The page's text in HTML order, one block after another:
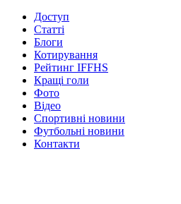
Доступ
Статті
Блоги
Котирування
Рейтинг IFFHS
Кращі голи
Фото
Відео
Спортивні новини
Футбольні новини
Контакти